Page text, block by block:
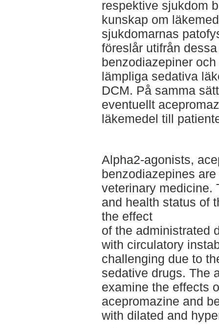
respektive sjukdom
kunskap om
sjukdomarnas
föreslår utifrån
benzodiazepiner
lämpliga sedativa
DCM. På samma
eventuellt
läkemedel till
Alpha2-agonists,
benzodiazepines
veterinary medicine.
and health status of
the effect
of the administrated
with circulatory
challenging due to
sedative drugs. The
examine the effects
acepromazine and
with dilated and